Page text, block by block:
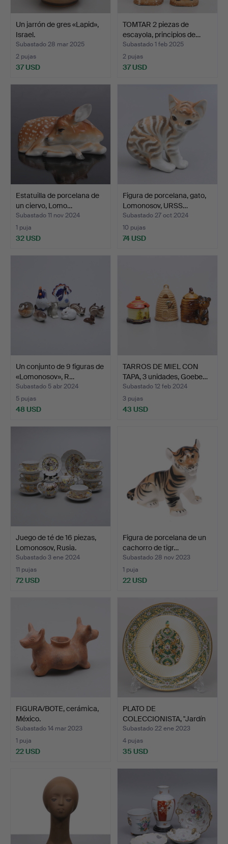
Un jarrón de gres «Lapid»,
Israel.
Subastado 28 mar 2025
2 pujas
37 USD
TOMTAR 2 piezas de
escayola, principios de…
Subastado 1 feb 2025
2 pujas
37 USD
Estatuilla de porcelana de
un ciervo, Lomo…
Subastado 11 nov 2024
1 puja
32 USD
Figura de porcelana, gato,
Lomonosov, URSS…
Subastado 27 oct 2024
10 pujas
74 USD
Un conjunto de 9 figuras de
«Lomonosov», R…
Subastado 5 abr 2024
5 pujas
48 USD
TARROS DE MIEL CON
TAPA, 3 unidades, Goebe…
Subastado 12 feb 2024
3 pujas
43 USD
Juego de té de 16 piezas,
Lomonosov, Rusia.
Subastado 3 ene 2024
11 pujas
72 USD
Figura de porcelana de un
cachorro de tigr…
Subastado 28 nov 2023
1 puja
22 USD
FIGURA/BOTE, cerámica,
México.
Subastado 14 mar 2023
1 puja
22 USD
PLATO DE
COLECCIONISTA, "Jardín
de joyas h…
Subastado 22 ene 2023
4 pujas
35 USD